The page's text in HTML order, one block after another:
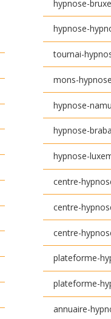
hypnose-
hypnose-
tournai-
mons-
hypnose-
hypnose-
hypnose-
centre-
centre-
centre-
plateforme-
plateforme-
annuaire-